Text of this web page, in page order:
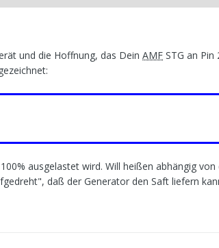
und die Hoffnung, das Dein AMF STG an Pin
ausgelastet wird. Will heißen abhängig von
daß der Generator den Saft liefern